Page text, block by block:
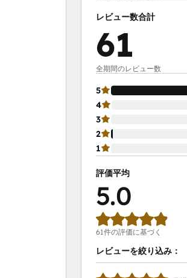
レビュー数合計
61
全期間のレビュー数
5
4
3
2
1
評価平均
5.0
61件の評価に基づく
レビューを絞り込み：